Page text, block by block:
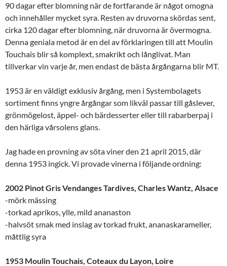
90 dagar efter blomning när de fortfarande är något omogna
och innehåller mycket syra. Resten av druvorna skördas sent,
cirka 120 dagar efter blomning, när druvorna är övermogna.
Denna geniala metod är en del av förklaringen till att Moulin
Touchais blir så komplext, smakrikt och långlivat. Man
tillverkar vin varje år, men endast de bästa årgångarna blir MT.
1953 är en väldigt exklusiv årgång, men i Systembolagets
sortiment finns yngre årgångar som likväl passar till gåslever,
grönmögelost, äppel- och bärdesserter eller till rabarberpaj i
den härliga vårsolens glans.
Jag hade en provning av söta viner den 21 april 2015, där
denna 1953 ingick. Vi provade vinerna i följande ordning:
2002 Pinot Gris Vendanges Tardives, Charles Wantz, Alsace
-mörk mässing
-torkad aprikos, ylle, mild ananaston
-halvsöt smak med inslag av torkad frukt, ananaskarameller,
måttlig syra
1953 Moulin Touchais, Coteaux du Layon, Loire